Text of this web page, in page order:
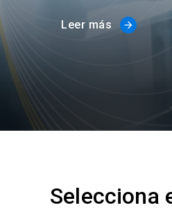
Leer más arrow_forward
Selecciona